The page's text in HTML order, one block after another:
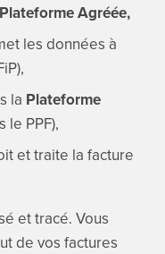
Plateforme Agréée,
les données à
la Plateforme
le PPF),
et traite la facture
et tracé. Vous
de vos factures